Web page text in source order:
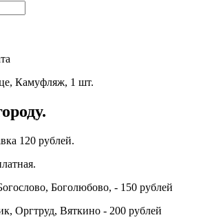
Камуфляж, 1 шт.
120 рублей.
Боголюбово, - 150 рублей
Оргтруд, Вяткино - 200 рублей